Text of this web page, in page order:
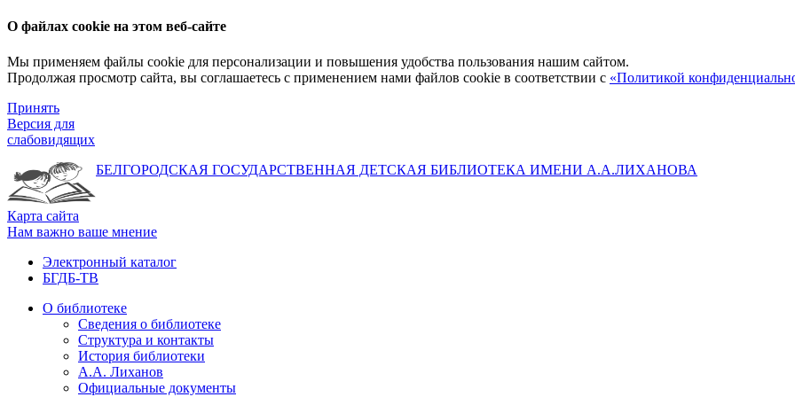
О файлах cookie на этом веб-сайте
Мы применяем файлы cookie для персонализации и повышения удобства пользования нашим сайтом.
Продолжая просмотр сайта, вы соглашаетесь с применением нами файлов cookie в соответствии с «Политикой
Принять
Версия для
слабовидящих
БЕЛГОРОДСКАЯ ГОСУДАРСТВЕННАЯ ДЕТСКАЯ БИБЛИОТЕКА ИМЕНИ А.А.ЛИХАНОВА
Карта сайта
Нам важно ваше мнение
Электронный каталог
БГДБ-ТВ
О библиотеке
Сведения о библиотеке
Структура и контакты
История библиотеки
А.А. Лиханов
Официальные документы